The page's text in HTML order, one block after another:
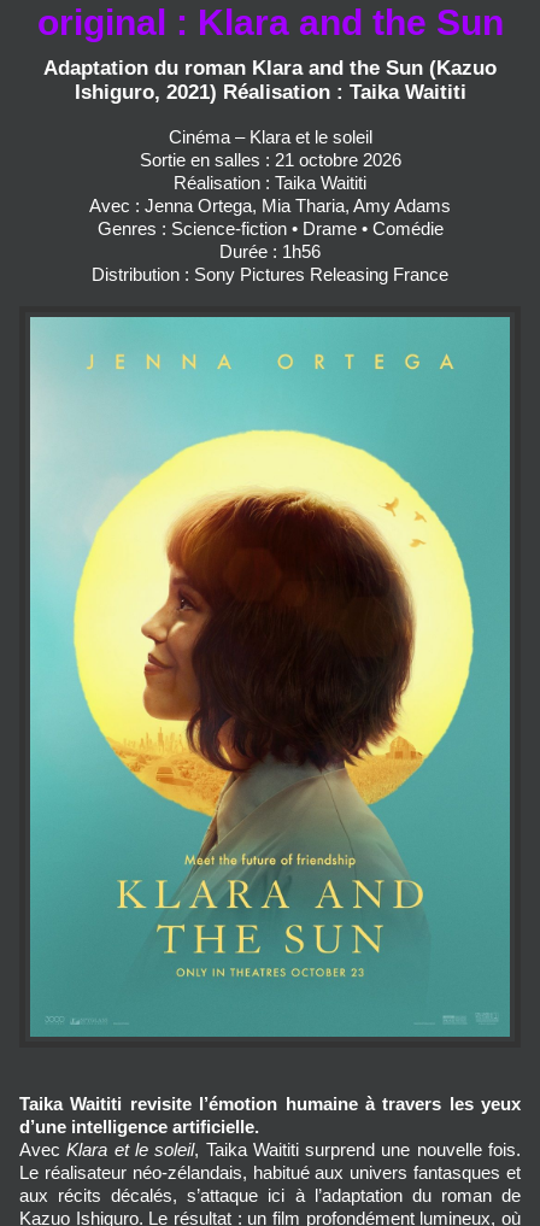
original : Klara and the Sun
Adaptation du roman Klara and the Sun (Kazuo
Ishiguro, 2021) Réalisation : Taika Waititi
Cinéma – Klara et le soleil
Sortie en salles : 21 octobre 2026
Réalisation : Taika Waititi
Avec : Jenna Ortega, Mia Tharia, Amy Adams
Genres : Science‑fiction • Drame • Comédie
Durée : 1h56
Distribution : Sony Pictures Releasing France
Taika Waititi revisite l’émotion humaine à travers les yeux
d’une intelligence artificielle.
Avec Klara et le soleil, Taika Waititi surprend une nouvelle fois.
Le réalisateur néo‑zélandais, habitué aux univers fantasques et
aux récits décalés, s’attaque ici à l’adaptation du roman de
Kazuo Ishiguro. Le résultat : un film profondément lumineux, où